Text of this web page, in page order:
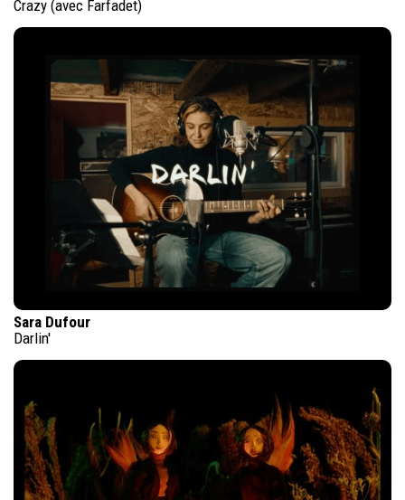
Crazy (avec Farfadet)
Sara Dufour
Darlin'